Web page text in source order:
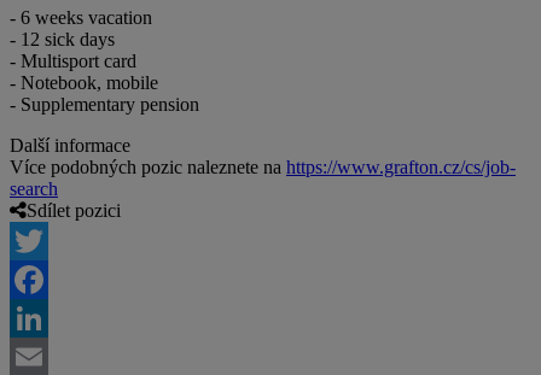
- 6 weeks vacation
- 12 sick days
- Multisport card
- Notebook, mobile
- Supplementary pension
Další informace
Více podobných pozic naleznete na https://www.grafton.cz/cs/job-
search
Sdílet pozici
Twitter
Facebook
LinkedIn